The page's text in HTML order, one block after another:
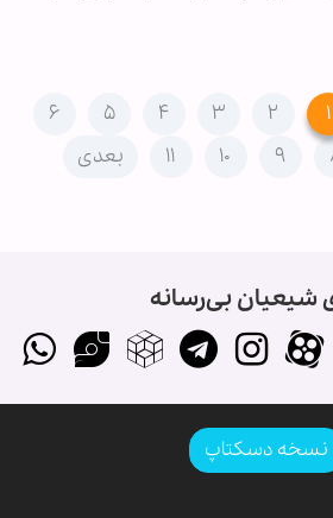
۱ ۲ ۳ ۴ ۵
۶
۹ ۱۰ ۱۱ بعدی
شیعیان بی‌رسانه
نسخه دسکتاپ